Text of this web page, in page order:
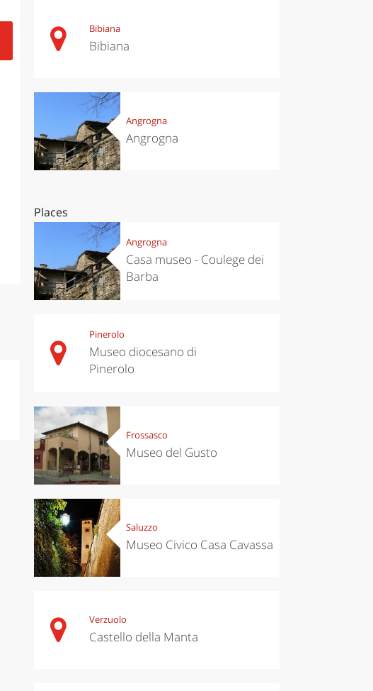
Bibiana
Bibiana
Angrogna
Angrogna
Places
Angrogna
Casa museo - Coulege dei
Barba
Pinerolo
Museo diocesano di
Pinerolo
Frossasco
Museo del Gusto
Saluzzo
Museo Civico Casa Cavassa
Verzuolo
Castello della Manta